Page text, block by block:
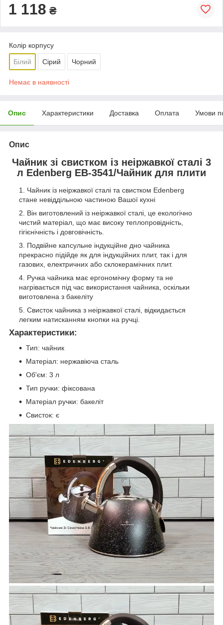
1 118 ₴
Колір корпусу
Білий Сірий Чорний
Немає в наявності
Опис Характеристики Доставка Оплата Умови
Опис
Чайник зі свистком із неіржавкої сталі 3
л Edenberg EB-3541/Чайник для плити
Чайник із неіржавкої сталі та свистком Edenberg
стане невіддільною частиною Вашої кухні
Він виготовлений із неіржавкої сталі, це екологічно
чистий матеріал, що має високу теплопровідність,
гігієнічність і довговічність.
Подвійне капсульне індукційне дно чайника
прекрасно підійде як для індукційних плит, так і для
газових, електричних або склокерамічних плит.
Ручка чайника має ергономічну форму та не
нагрівається під час використання чайника, оскільки
виготовлена з бакеліту
Свисток чайника з неіржавкої сталі, відкидається
легким натисканням кнопки на ручці.
Характеристики:
Тип: чайник
Матеріал: нержавіюча сталь
Об'єм: 3 л
Тип ручки: фіксована
Матеріал ручки: бакеліт
Свисток: є